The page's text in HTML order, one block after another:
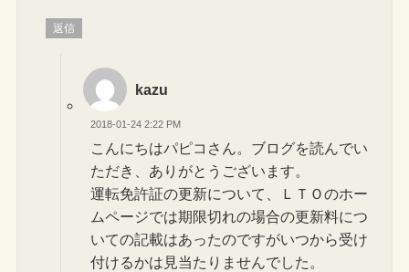
返信
kazu
2018-01-24 2:22 PM
こんにちはパピコさん。ブログを読んでい
ただき、ありがとうございます。
運転免許証の更新について、ＬＴＯのホー
ムページでは期限切れの場合の更新料につ
いての記載はあったのですがいつから受け
付けるかは見当たりませんでした。